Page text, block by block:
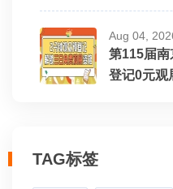
Aug 04,
第115届
登记0元观
TAG标签